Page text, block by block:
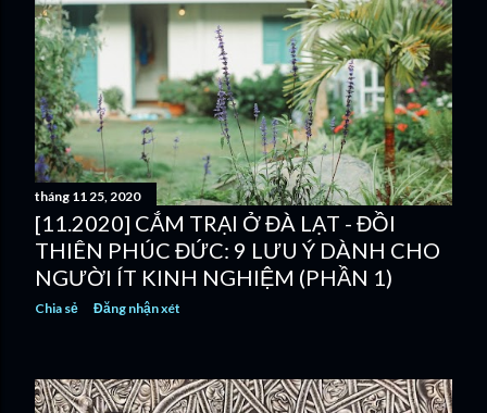
tháng 11 25, 2020
[11.2020] CẮM TRẠI Ở ĐÀ LẠT - ĐỒI
THIÊN PHÚC ĐỨC: 9 LƯU Ý DÀNH CHO
NGƯỜI ÍT KINH NGHIỆM (PHẦN 1)
Chia sẻ Đăng nhận xét